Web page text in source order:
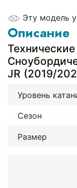
Эту модель
Описание
JR (2019/
Уровень
Сезон
Размер